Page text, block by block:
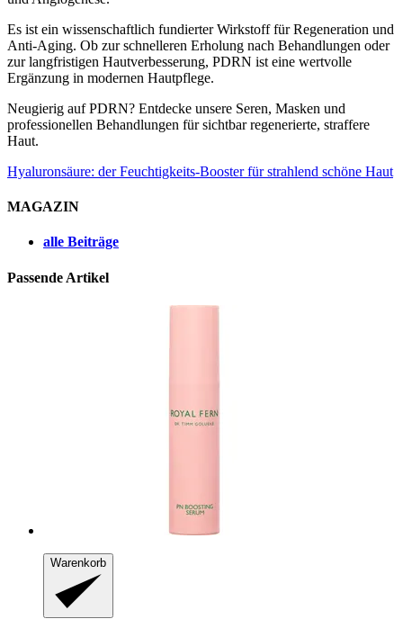
Es ist ein wissenschaftlich fundierter Wirkstoff für Regeneration und
Anti‑Aging. Ob zur schnelleren Erholung nach Behandlungen oder
zur langfristigen Hautverbesserung, PDRN ist eine wertvolle
Ergänzung in modernen Hautpflege.
Neugierig auf PDRN? Entdecke unsere Seren, Masken und
professionellen Behandlungen für sichtbar regenerierte, straffere
Haut.
Hyaluronsäure: der Feuchtigkeits-Booster für strahlend schöne Haut
MAGAZIN
alle Beiträge
Passende Artikel
Warenkorb